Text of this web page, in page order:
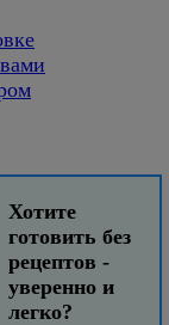
Хотите
готовить без
рецептов -
уверенно и
легко?